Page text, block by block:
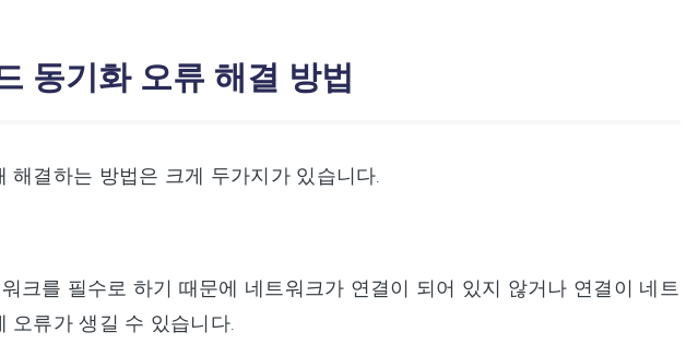
동기화 오류 해결 방법
결하는 방법은 크게 두가지가 있습니다.
크를 필수로 하기 때문에 네트워크가 연결이 되어 있지 않거나 연결이 네트
오류가 생길 수 있습니다.